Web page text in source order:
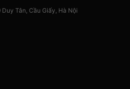
Tân, Cầu Giấy, Hà Nội